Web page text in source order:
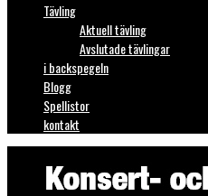
Tävling
Aktuell tävling
Avslutade tävlingar
i backspegeln
Blogg
Spellistor
kontakt